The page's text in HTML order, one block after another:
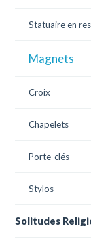
Statuaire en
Magnets
Croix
Chapelets
Porte-clés
Stylos
Solitudes